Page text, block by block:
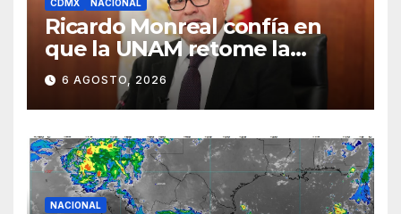
CDMX NACIONAL
Ricardo Monreal confía en
que la UNAM retome la
normalidad e inicie el
semestre mediante el
diálogo
6 AGOSTO, 2026
NACIONAL